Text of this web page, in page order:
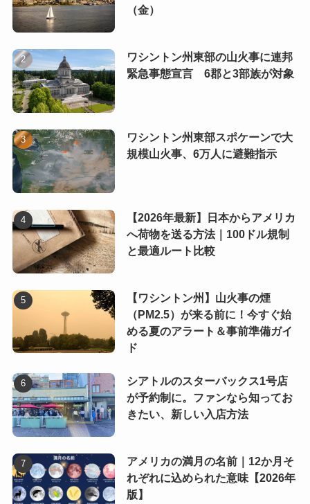
（金）
ワシントン州東部の山火事に連邦
緊急事態宣言 6郡と3部族が対象
ワシントン州東部スポケーンで大
規模山火事、6万人に避難指示
【2026年最新】日本からアメリカ
へ荷物を送る方法｜100ドル規制
と最適ルート比較
【ワシントン州】山火事の煙
（PM2.5）が来る前に！今すぐ始
める夏のアラート＆事前準備ガイ
ド
シアトルのスターバックス1号店
が予約制に。ファンなら知ってお
きたい、新しい入店方法
アメリカの満月の名前｜12か月そ
れぞれに込められた意味【2026年
版】